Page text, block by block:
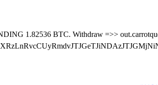
1.82536 BTC. Withdraw =>>